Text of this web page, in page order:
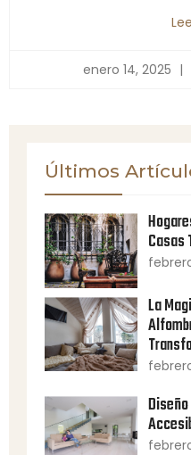
enero 14, 2025
Últimos
Casas
La